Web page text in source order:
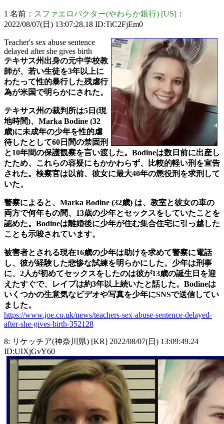
1 名前： スファエロバクター(やわらか銀行) [US] ：
2022/08/07(日) 13:07:28.18 ID:TiC2FjEm0
Teacher's sex abuse sentence
delayed after she gives birth
テキサス州出身の元中学校教
師が、若い生徒を3年以上に
わたって性的暴行した残虐行
為が米国で明らかにされた。
テキサス州の裁判所は5日(現
地時間)、Marka Bodine (32
歳)に未成年の少年を性的虐
待したとして60日間の禁固刑
と10年間の保護観察を言い渡した。Bodineは数日前に出産し
たため、これらの容疑にもかかわらず、比較的軽い刑を宣告
された。検察官は以前、彼女に最大40年の懲役刑を求刑して
いた。
警察によると、Marka Bodine (32歳) は、教室と彼女の車の
両方で何年もの間、13歳の少年とセックスをしていたことを
認めた。Bodineは離婚後に少年が住む集合住宅に引っ越した
ことも示唆されています。
被害者とされる現在16歳の少年は助けを求めて警察に電話
し、彼が経験した悲惨な試練を明らかにした。少年は刑事
に、2人が初めてセックスをしたのは彼が13歳の誕生日を迎
えたすぐで、レイプは約3年以上続いたと話した。Bodineは
いくつかの生意気なビデオや写真を少年にSNSで送信してい
ました。
https://www.joe.co.uk/news/teachers-sex-abuse-sentence-delayed-
after-she-gives-birth-352128
8: リケッチア(神奈川県) [KR] 2022/08/07(日) 13:09:49.24
ID:UIXjGvY60